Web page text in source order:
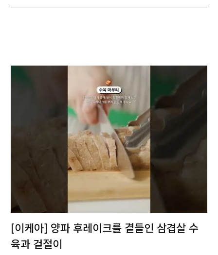
[이케아] 양파 후레이크를 곁들인 삼겹살 수
육과 겉절이